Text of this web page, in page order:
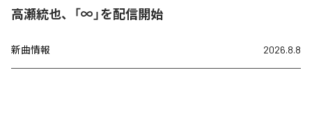
高瀬統也、「∞」を配信開始
新曲情報 2026.8.8